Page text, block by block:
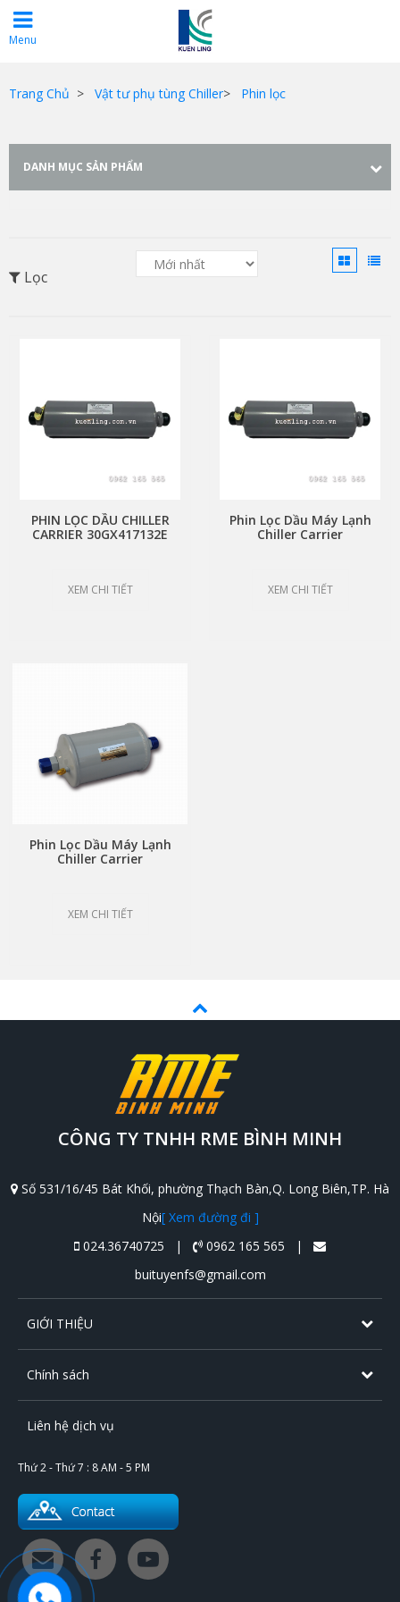
Menu
Trang Chủ > Vật tư phụ tùng Chiller> Phin lọc
DANH MỤC SẢN PHẨM
Lọc
PHIN LỌC DẦU CHILLER
CARRIER 30GX417132E
XEM CHI TIẾT
Phin Lọc Dầu Máy Lạnh
Chiller Carrier
XEM CHI TIẾT
Phin Lọc Dầu Máy Lạnh
Chiller Carrier
XEM CHI TIẾT
CÔNG TY TNHH RME BÌNH MINH
Số 531/16/45 Bát Khối, phường Thạch Bàn,Q. Long Biên,TP. Hà
Nội[ Xem đường đi ]
024.36740725 |
0962 165 565 |
buituyenfs@gmail.com
GIỚI THIỆU
Chính sách
Liên hệ dịch vụ
Thứ 2 - Thứ 7 : 8 AM - 5 PM